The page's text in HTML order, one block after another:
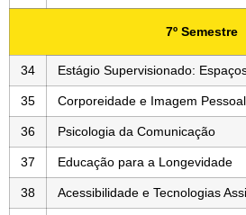
7º Semestre
34 Estágio Supervisionado:
35 Corporeidade e Imagem Pessoal
36 Psicologia da Comunicação
37 Educação para a Longevidade
38 Acessibilidade e Tecnologias